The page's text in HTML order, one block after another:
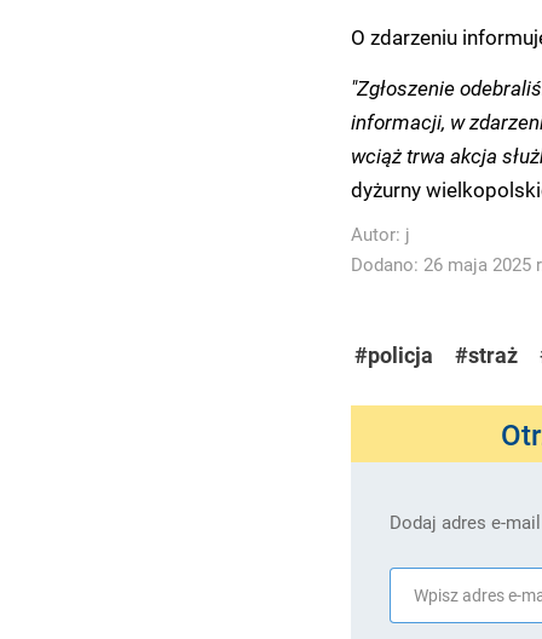
O zdarzeniu
"Zgłoszenie
informacji, w
wciąż trwa akcja
dyżurny
Autor: j
Dodano: 26 maja 2025
#policja #straż
Dodaj adres e-